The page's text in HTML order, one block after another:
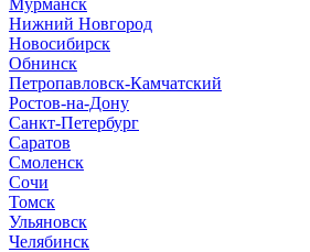
Мурманск
Нижний Новгород
Новосибирск
Обнинск
Петропавловск-Камчатский
Ростов-на-Дону
Санкт-Петербург
Саратов
Смоленск
Сочи
Томск
Ульяновск
Челябинск